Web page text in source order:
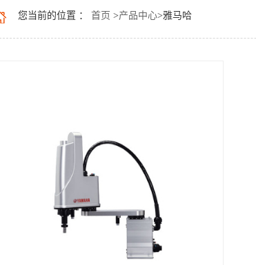
您当前的位置 ： 首页 >产品中心>雅马哈